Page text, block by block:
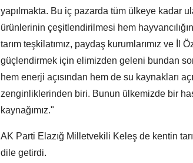
yapılmakta. Bu iç pazarda tüm ülkeye kadar
ürünlerinin çeşitlendirilmesi hem
tarım teşkilatımız, paydaş kurumlarımız ve İl
güçlendirmek için elimizden geleni bundan
hem enerji açısından hem de su kaynakları
zenginliklerinden biri. Bunun ülkemizde bir
kaynağımız."
AK Parti Elazığ Milletvekili Keleş de kentin
dile getirdi.